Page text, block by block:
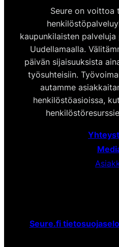
Seure on voittoa
kaupunkilaisten
Uudellamaalla.
päivän sijaisuuksista
työsuhteisiin.
autamme
henkilöstöasioissa,
Seure.fi